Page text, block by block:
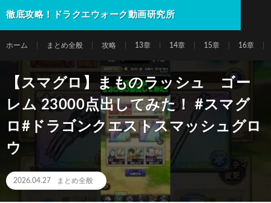
徹底攻略！ドラクエウォーク動画研究所
ホーム まとめ全般 攻略 13章 14章 15章 16章
【スマグロ】まものラッシュ ゴー
レム 23000点出してみた！ #スマグ
ロ#ドラゴンクエストスマッシュグロ
ウ
2026.04.27 まとめ全般